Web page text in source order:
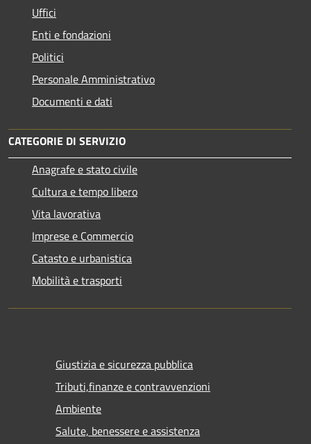
Uffici
Enti e fondazioni
Politici
Personale Amministrativo
Documenti e dati
CATEGORIE DI SERVIZIO
Anagrafe e stato civile
Cultura e tempo libero
Vita lavorativa
Imprese e Commercio
Catasto e urbanistica
Mobilità e trasporti
Giustizia e sicurezza pubblica
Tributi,finanze e contravvenzioni
Ambiente
Salute, benessere e assistenza